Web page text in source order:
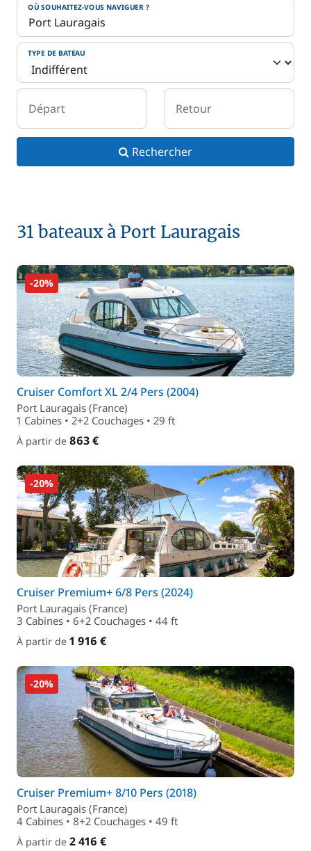
OÙ SOUHAITEZ-VOUS NAVIGUER ?
TYPE DE BATEAU
Départ Retour
Rechercher
31 bateaux à Port Lauragais
-20%
Cruiser Comfort XL 2/4 Pers (2004)
Port Lauragais (France)
1 Cabines • 2+2 Couchages • 29 ft
À partir de 863 €
-20%
Cruiser Premium+ 6/8 Pers (2024)
Port Lauragais (France)
3 Cabines • 6+2 Couchages • 44 ft
À partir de 1 916 €
-20%
Cruiser Premium+ 8/10 Pers (2018)
Port Lauragais (France)
4 Cabines • 8+2 Couchages • 49 ft
À partir de 2 416 €